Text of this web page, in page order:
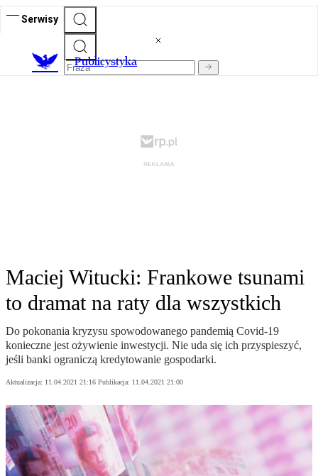
Serwisy
Publicystyka
Maciej Witucki: Frankowe tsunami
to dramat na raty dla wszystkich
Do pokonania kryzysu spowodowanego pandemią Covid-19
konieczne jest ożywienie inwestycji. Nie uda się ich przyspieszyć,
jeśli banki ograniczą kredytowanie gospodarki.
Aktualizacja: 11.04.2021 21:16 Publikacja: 11.04.2021 21:00